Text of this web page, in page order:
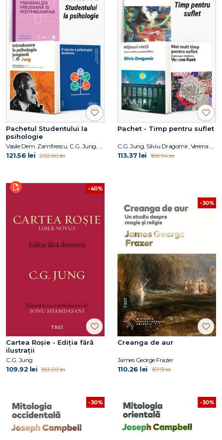
Pachetul Studentului la
psihologie
121.56 lei 202.60 lei
Pachet - Timp pentru suflet
113.37 lei 188.94 lei
-40%
Cartea Roșie - Ediția fără
ilustrații
C.G. Jung
109.92 lei 183.20 lei
-30%
Creanga de aur
James George Frazer
110.26 lei 157.51 lei
-30% -30%